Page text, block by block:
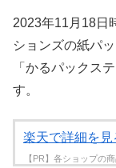
2023年11月18日
ションズの紙パ
「かるパックス
す。
楽天で詳細を見